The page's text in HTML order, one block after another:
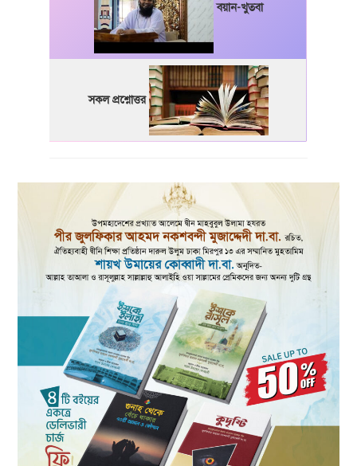
বয়ান-খুতবা
সকল প্রশ্নোত্তর